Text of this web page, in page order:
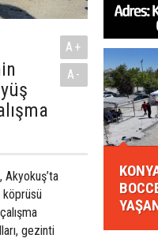
A+
A-
Akyokuş’ta
gezinti